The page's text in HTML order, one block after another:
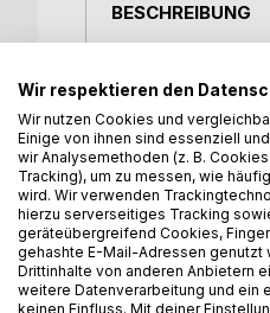
BESCHREIBUNG
One day the
and their own,
A modern fairy
This short story
Wir respektieren den
Wir nutzen Cookies und
Einige von ihnen sind essenziell
wir Analysemethoden (z. B.
Tracking), um zu messen, wie
wird. Wir verwenden
hierzu serverseitiges Tracking
geräteübergreifend Cookies,
gehashte E-Mail-Adressen genutzt
Drittinhalte von anderen Anbietern
weitere Datenverarbeitung und ein
keinen Einfluss. Mit deiner